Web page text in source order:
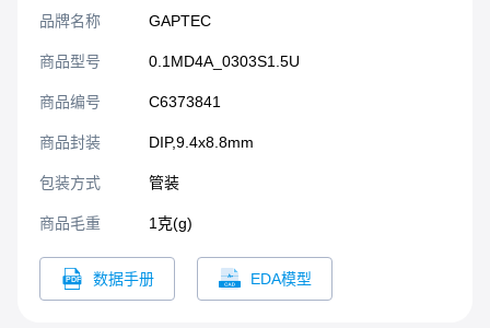
品牌名称 GAPTEC
商品型号 0.1MD4A_0303S1.5U
商品编号 C6373841
商品封装 DIP,9.4x8.8mm​
包装方式 管装
商品毛重 1克(g)
数据手册 EDA模型